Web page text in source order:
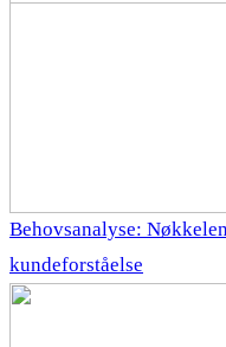
Behovsanalyse:
kundeforståelse